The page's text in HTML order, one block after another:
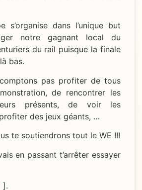
s’organise dans l’unique but
notre gagnant local du
du rail puisque la finale
bas.
pas profiter de tous
de rencontrer les
présents, de voir les
des jeux géants, …
te soutiendrons tout le WE !!!
en passant t’arrêter essayer
].